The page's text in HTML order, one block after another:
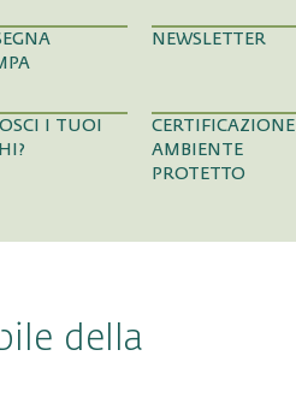
NEWSLETTER
I TUOI
CERTIFICAZIONE
AMBIENTE
PROTETTO
della